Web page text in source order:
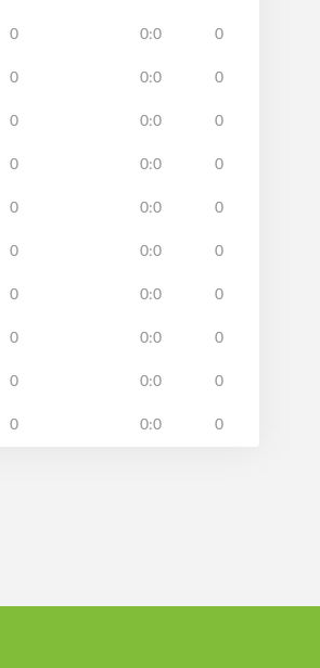
0 0:0 0
0 0:0 0
0 0:0 0
0 0:0 0
0 0:0 0
0 0:0 0
0 0:0 0
0 0:0 0
0 0:0 0
0 0:0 0